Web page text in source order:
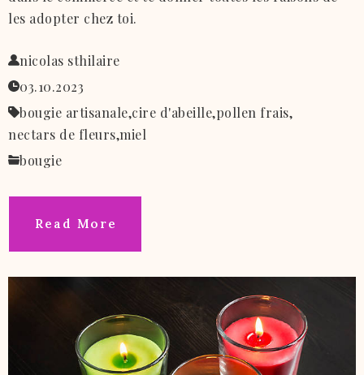
les adopter chez toi.
nicolas sthilaire
03.10.2023
bougie artisanale,cire d'abeille,pollen frais,
nectars de fleurs,miel
bougie
Read More